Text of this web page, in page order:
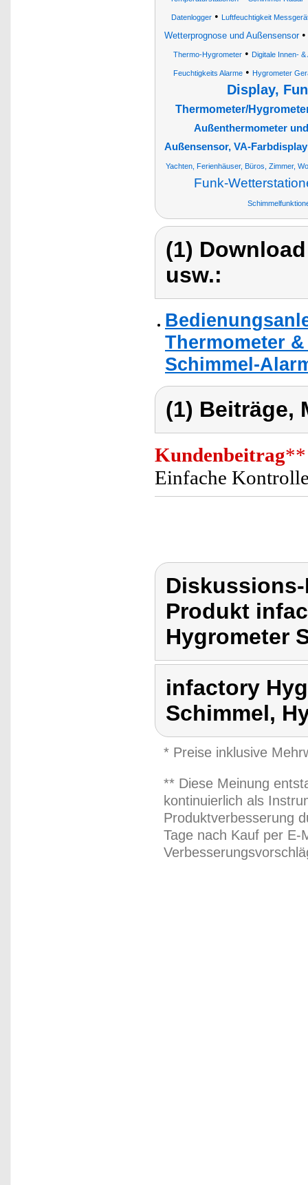
Datenlogger• Luftfeuchtigkeit
Wetterprognose und Außensensor•
Thermo-Hygrometer• Digitale Innen-
Feuchtigkeits Alarme• Hygrometer
Display,
Thermometer/
Außenthermometer
Außensensor, VA-
Yachten, Ferienhäuser, Büros, Zimmer,
Funk-
(1)
usw.:
Thermometer
Schimmel-
(1) Beiträge,
Kundenbeitrag**
Einfache
Produkt
Hygrometer
infactory
Schimmel,
* Preise inklusive
** Diese Meinung
kontinuierlich als
Produktverbesserung
Tage nach Kauf per E-